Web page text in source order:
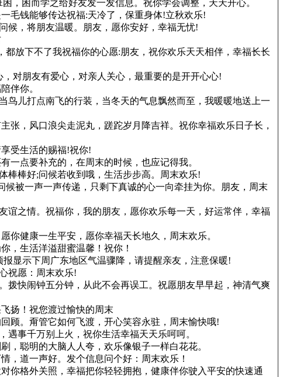
，困而学之给好友发一发信息。祝你学会调整，天天开心。
毛钱能够传达祝福:天冷了，保重身体!立秋欢乐!
候，将朋友温暖。朋友，愿你安好，幸福无忧!
放下不了我祝福你的心愿:朋友，祝你欢乐天天相伴，幸福长长
对朋友有爱心，对亲人关心，最重要的是开开心心!
伴你。
儿打点南飞的行装，当冬天的气息飘然而至，我暖暖地送上一
，风口浪尖走泥丸，蹉跎岁月降吉祥。祝你幸福欢乐日子长，
受生活的赐福!祝你!
一点要补充的，在周末的时候，也应记得我。
棒棒好;问候若收到哦，生活步步高。周末欢乐!
被一声一声传递，只剩下真诚的心一向牵挂为你。朋友，周末
之情。祝福你，我的朋友，愿你欢乐每一天，好运常伴，幸福
健康一生平安，愿你幸福天长地久，周末欢乐。
，生活洋溢甜蜜温馨！祝你！
显示下周广东地区气温骤降，请提醒亲友，注意保暖!
祝愿：周末欢乐!
快闹钟五分钟，从此不会再误工。祝愿朋友早早起，神清气爽
扬！祝您渡过愉快的周末
顾。甭管它如何飞渡，开心笑容永驻，周末愉快哦!
事千万别上火，祝你生活幸福天天乐呵呵。
聪明的大脑人人夸，欢乐像银子一样白花花。
，道一声好。发个信息问个好：周末欢乐！
你格外关照，幸福把你轻轻拥抱，健康伴你驶入平安的快速通